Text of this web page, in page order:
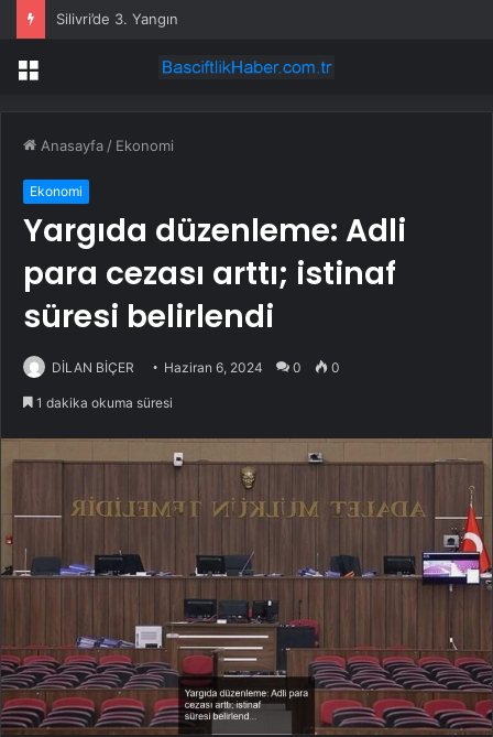
Silivri’de 3. Yangın
Menü
Anasayfa / Ekonomi
Ekonomi
Yargıda düzenleme: Adli
para cezası arttı; istinaf
süresi belirlendi
DİLAN BİÇER Haziran 6, 2024 0 0
1 dakika okuma süresi